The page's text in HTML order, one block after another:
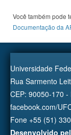
Você também pode
Documentação da
Universidade
Rua Sarmento
CEP: 90050-170
facebook.com/
Fone +55 (51)
Desenvolvido